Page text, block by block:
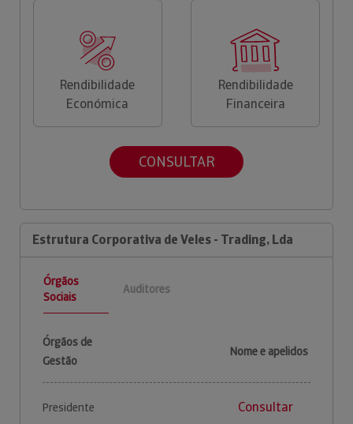
Rendibilidade
Económica
Rendibilidade
Financeira
CONSULTAR
Estrutura Corporativa de Veles - Trading, Lda
Órgãos
Sociais
Auditores
Órgãos de
Gestão
Nome e apelidos
Presidente Consultar